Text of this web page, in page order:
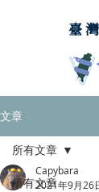
臺
文章
所有文章
所有文章
Capybara
2021年9月26